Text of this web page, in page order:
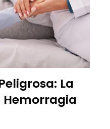
La
Hemorragia